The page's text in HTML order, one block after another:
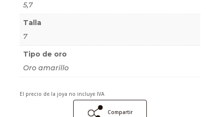
5,7
Talla
7
Tipo de oro
Oro amarillo
El precio de la joya no incluye IVA
Compartir